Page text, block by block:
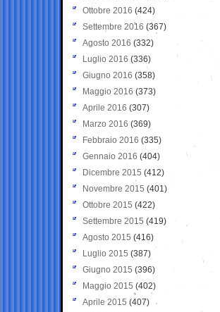
Ottobre 2016 (424)
Settembre 2016 (367)
Agosto 2016 (332)
Luglio 2016 (336)
Giugno 2016 (358)
Maggio 2016 (373)
Aprile 2016 (307)
Marzo 2016 (369)
Febbraio 2016 (335)
Gennaio 2016 (404)
Dicembre 2015 (412)
Novembre 2015 (401)
Ottobre 2015 (422)
Settembre 2015 (419)
Agosto 2015 (416)
Luglio 2015 (387)
Giugno 2015 (396)
Maggio 2015 (402)
Aprile 2015 (407)